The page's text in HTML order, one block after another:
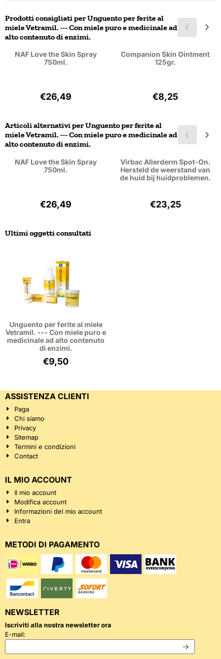
Prodotti consigliati perUnguento per ferite al
miele Vetramil. --- Con miele puro e medicinale ad
alto contenuto di enzimi.
NAF Love the Skin Spray
750ml.
Prezzo: 26,49, IVA esclusa: 21,89
€26,49
Companion Skin Ointment
125gr.
Prezzo: 8,25,
€8,25
Articoli alternativi perUnguento per ferite al
miele Vetramil. --- Con miele puro e medicinale ad
alto contenuto di enzimi.
NAF Love the Skin Spray
750ml.
Prezzo: 26,49, IVA esclusa: 21,89
€26,49
Virbac Allerderm Spot-On.
Hersteld de weerstand van
de huid bij huidproblemen.
Prezzo: 23,25,
€23,25
Ultimi oggetti consultati
Unguento per ferite al miele
Vetramil. --- Con miele puro e
medicinale ad alto contenuto
di enzimi.
€9,50
ASSISTENZA CLIENTI
Paga
Chi siamo
Privacy
Sitemap
Termini e condizioni
Contact
IL MIO ACCOUNT
Il mio account
Modifica account
Informazioni del mio account
Entra
METODI DI PAGAMENTO
NEWSLETTER
Iscriviti alla nostra newsletter ora
E-mail: